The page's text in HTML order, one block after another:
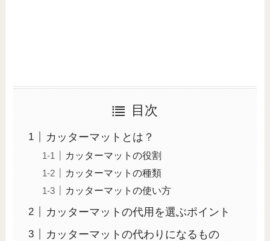
目次
カッターマットとは？
カッターマットの役割
カッターマットの種類
カッターマットの使い方
カッターマットの代用を選ぶポイント
カッターマットの代わりになるもの